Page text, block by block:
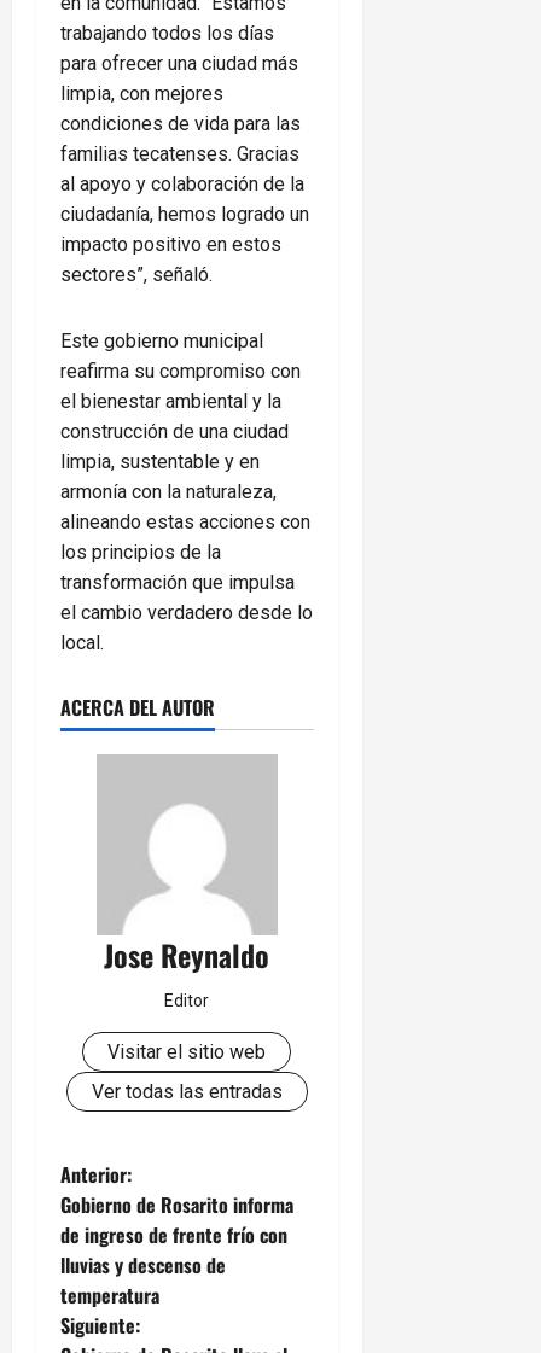
trabajando todos los días
para ofrecer una ciudad más
limpia, con mejores
condiciones de vida para las
familias tecatenses. Gracias
al apoyo y colaboración de la
ciudadanía, hemos logrado un
impacto positivo en estos
sectores”, señaló.
Este gobierno municipal
reafirma su compromiso con
el bienestar ambiental y la
construcción de una ciudad
limpia, sustentable y en
armonía con la naturaleza,
alineando estas acciones con
los principios de la
transformación que impulsa
el cambio verdadero desde lo
local.
ACERCA DEL AUTOR
Jose Reynaldo
Editor
Visitar el sitio web
Ver todas las entradas
N
a
v
e
Anterior:
Gobierno de Rosarito informa
de ingreso de frente frío con
lluvias y descenso de
temperatura
Siguiente: